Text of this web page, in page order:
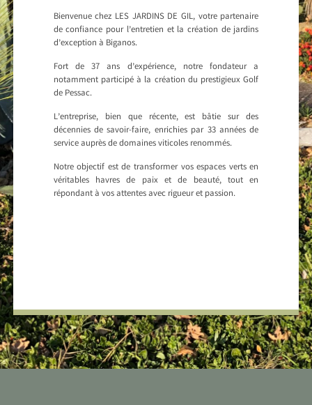
Bienvenue chez LES JARDINS DE GIL, votre partenaire
de confiance pour l’entretien et la création de jardins
d’exception à Biganos.
Fort de 37 ans d’expérience, notre fondateur a
notamment participé à la création du prestigieux Golf
de Pessac.
L’entreprise, bien que récente, est bâtie sur des
décennies de savoir-faire, enrichies par 33 années de
service auprès de domaines viticoles renommés.
Notre objectif est de transformer vos espaces verts en
véritables havres de paix et de beauté, tout en
répondant à vos attentes avec rigueur et passion.